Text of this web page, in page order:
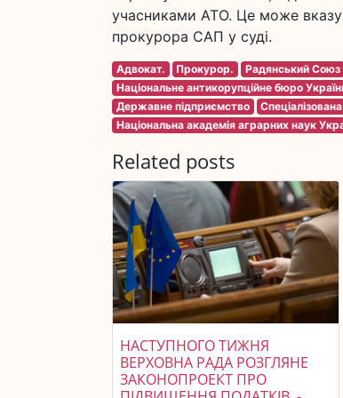
учасниками АТО. Це може
прокурора САП у суді.
Адвокат. Прокурор. Радянський Союз
Національне антикорупційне бюро
Державне підприємство
Національна академія аграрних наук
Related posts
НАСТУПНОГО ТИЖНЯ
ВЕРХОВНА РАДА РОЗГЛЯНЕ
ЗАКОНОПРОЕКТ ПРО